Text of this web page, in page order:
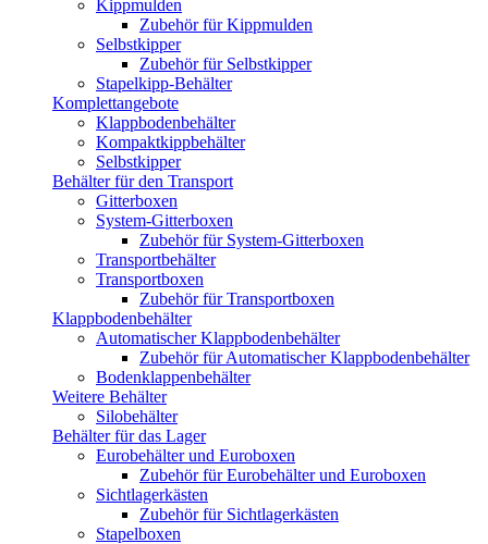
Kippmulden
Zubehör für Kippmulden
Selbstkipper
Zubehör für Selbstkipper
Stapelkipp-Behälter
Komplettangebote
Klappbodenbehälter
Kompaktkippbehälter
Selbstkipper
Behälter für den Transport
Gitterboxen
System-Gitterboxen
Zubehör für System-Gitterboxen
Transportbehälter
Transportboxen
Zubehör für Transportboxen
Klappbodenbehälter
Automatischer Klappbodenbehälter
Zubehör für Automatischer Klappbodenbehälter
Bodenklappenbehälter
Weitere Behälter
Silobehälter
Behälter für das Lager
Eurobehälter und Euroboxen
Zubehör für Eurobehälter und Euroboxen
Sichtlagerkästen
Zubehör für Sichtlagerkästen
Stapelboxen